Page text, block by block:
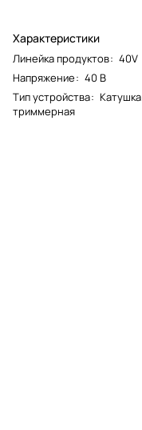
Характеристики
Линейка продуктов: 40V
Напряжение: 40 В
Тип устройства: Катушка
триммерная